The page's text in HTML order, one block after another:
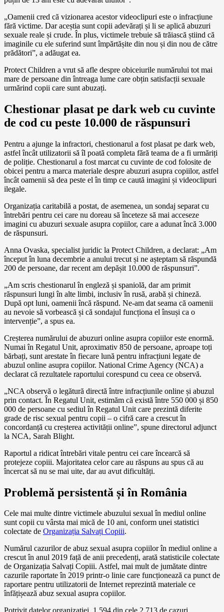
„Oamenii cred că vizionarea acestor videoclipuri este o infracțiune
fără victime. Dar aceștia sunt copii adevărați și li se aplică abuzuri
sexuale reale și crude. În plus, victimele trebuie să trăiască știind că
imaginile cu ele suferind sunt împărtășite din nou și din nou de către
prădători”, a adăugat ea.
Protect Children a vrut să afle despre obiceiurile numărului tot mai
mare de persoane din întreaga lume care obțin satisfacții sexuale
urmărind copii care sunt abuzați.
Chestionar plasat pe dark web cu cuvinte
de cod cu peste 10.000 de răspunsuri
Pentru a ajunge la infractori, chestionarul a fost plasat pe dark web,
astfel încât utilizatorii să îl poată completa fără teama de a fi urmăriți
de poliție. Chestionarul a fost marcat cu cuvinte de cod folosite de
obicei pentru a marca materiale despre abuzuri asupra copiilor, astfel
încât oamenii să dea peste el în timp ce caută imagini și videoclipuri
ilegale.
Organizația caritabilă a postat, de asemenea, un sondaj separat cu
întrebări pentru cei care nu doreau să înceteze să mai acceseze
imagini cu abuzuri sexuale asupra copiilor, care a adunat încă 3.000
de răspunsuri.
Anna Ovaska, specialist juridic la Protect Children, a declarat: „Am
început în luna decembrie a anului trecut și ne așteptam să răspundă
200 de persoane, dar recent am depășit 10.000 de răspunsuri”.
„Am scris chestionarul în engleză și spaniolă, dar am primit
răspunsuri lungi în alte limbi, inclusiv în rusă, arabă și chineză.
După opt luni, oamenii încă răspund. Ne-am dat seama că oamenii
au nevoie să vorbească și că sondajul funcționa el însuși ca o
intervenție”, a spus ea.
Creșterea numărului de abuzuri online asupra copiilor este enormă.
Numai în Regatul Unit, aproximativ 850 de persoane, aproape toți
bărbați, sunt arestate în fiecare lună pentru infracțiuni legate de
abuzul online asupra copiilor. National Crime Agency (NCA) a
declarat că rezultatele raportului corespund cu ceea ce observă.
„NCA observă o legătură directă între infracțiunile online și abuzul
prin contact. În Regatul Unit, estimăm că există între 550 000 și 850
000 de persoane cu sediul în Regatul Unit care prezintă diferite
grade de risc sexual pentru copii – o cifră care a crescut în
concordanță cu creșterea activității online”, spune directorul adjunct
la NCA, Sarah Blight.
Raportul a ridicat întrebări vitale pentru cei care încearcă să
protejeze copiii. Majoritatea celor care au răspuns au spus că au
încercat să nu se mai uite, dar au avut dificultăți.
Problemă persistentă și în România
Cele mai multe dintre victimele abuzului sexual în mediul online
sunt copii cu vârsta mai mică de 10 ani, conform unei statistici
colectate de Organizația Salvați Copiii.
Numărul cazurilor de abuz sexual asupra copiilor în mediul online a
crescut în anul 2019 față de anii precedenți, arată statisticile colectate
de Organizația Salvați Copiii. Astfel, mai mult de jumătate dintre
cazurile raportate în 2019 printr-o linie care funcționează ca punct de
raportare pentru utilizatorii de Internet reprezintă materiale ce
înfățișează abuz sexual asupra copiilor.